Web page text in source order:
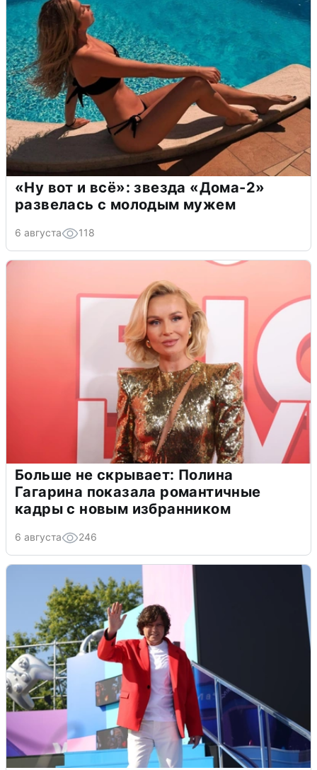
«Ну вот и всё»: звезда «Дома-2»
развелась с молодым мужем
6 августа 118
Больше не скрывает: Полина
Гагарина показала романтичные
кадры с новым избранником
6 августа 246